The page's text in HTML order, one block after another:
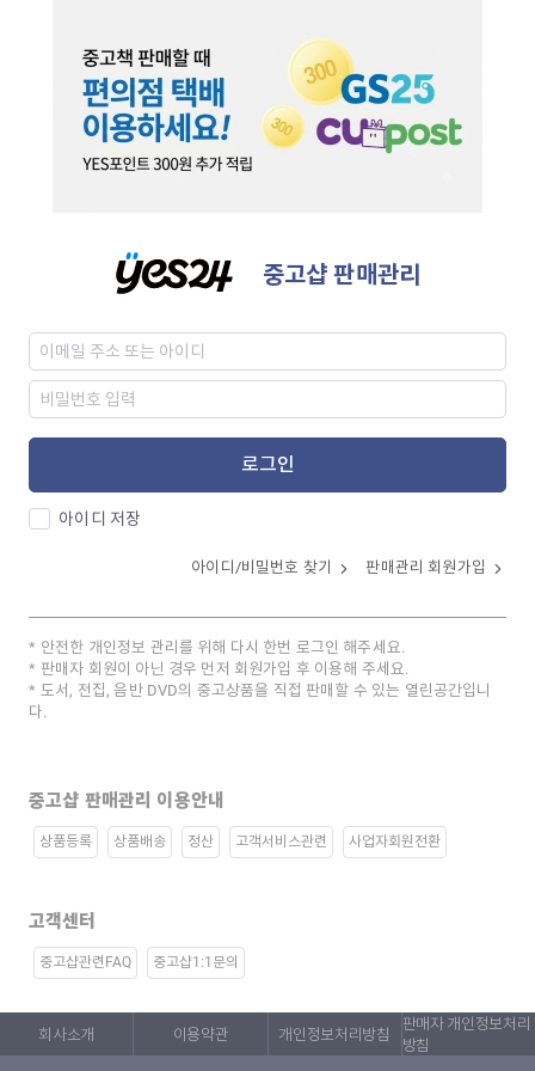
중고샵 판매관리
로그인
아이디 저장
아이디/비밀번호 찾기 판매관리 회원가입
안전한 개인정보 관리를 위해 다시 한번 로그인 해주세요.
판매자 회원이 아닌 경우 먼저 회원가입 후 이용해 주세요.
도서, 전집, 음반 DVD의 중고상품을 직접 판매할 수 있는 열린공간입니
다.
중고샵 판매관리 이용안내
상품등록 상품배송 정산 고객서비스관련 사업자회원전환
고객센터
중고샵관련FAQ 중고샵1:1문의
회사소개 이용약관 개인정보처리방침
판매자 개인정보처리
방침